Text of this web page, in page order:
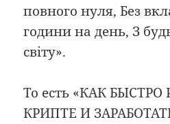
повного нуля, Без
години на день, З
світу».
То есть «КАК БЫСТРО
КРИПТЕ И